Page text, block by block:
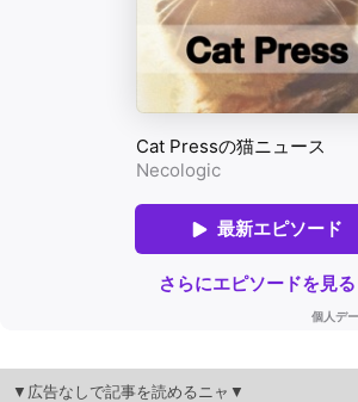
▼広告なしで記事を読めるニャ▼